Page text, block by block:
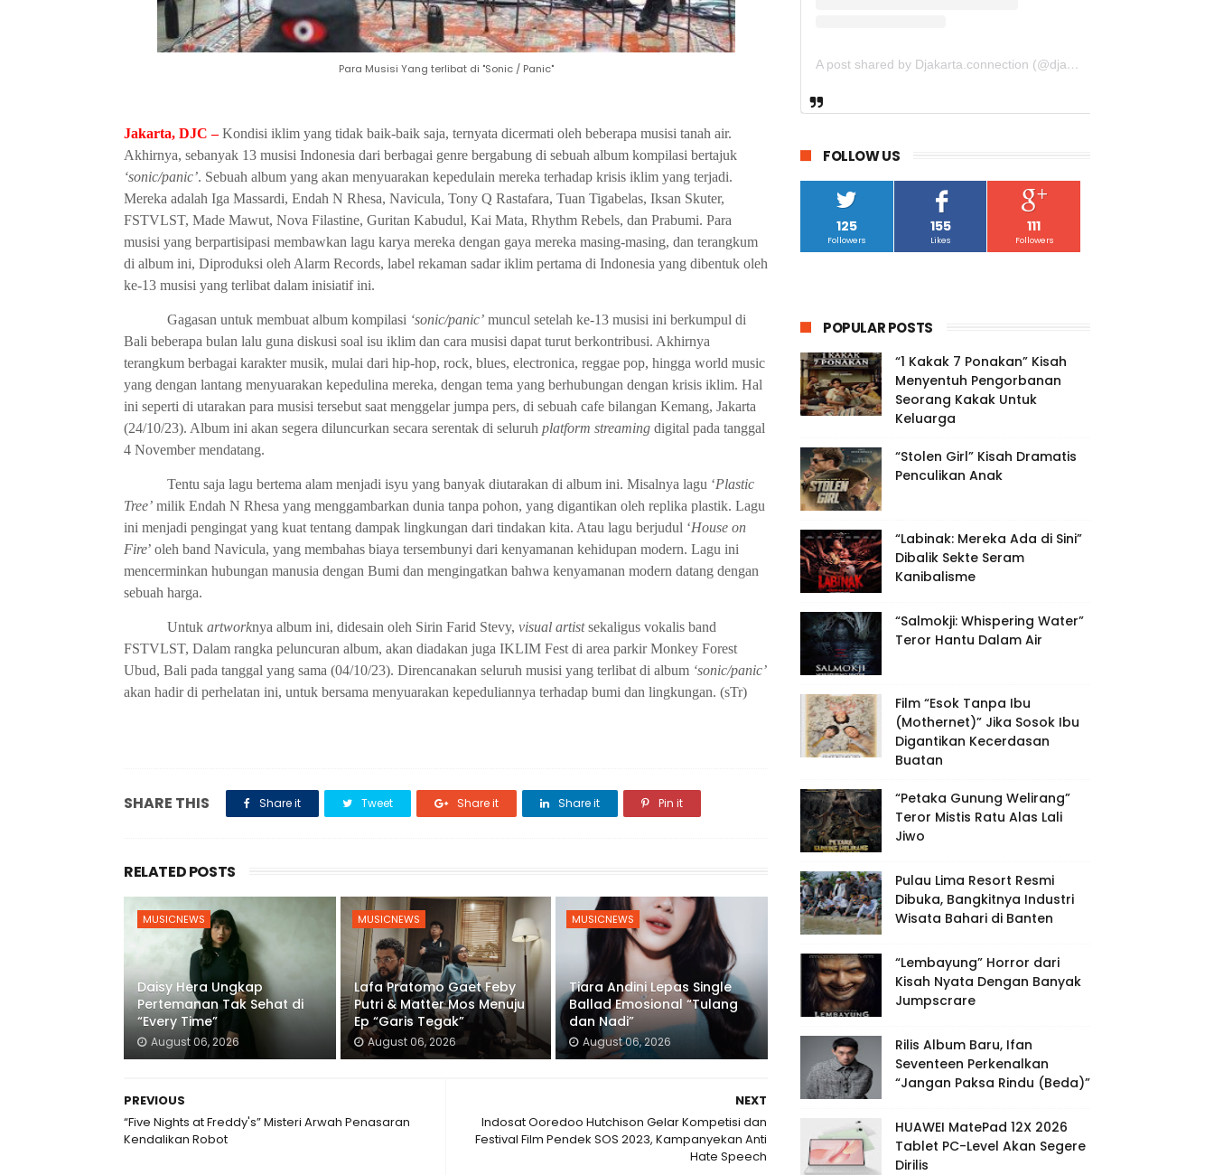
Para Musisi Yang terlibat di "Sonic / Panic"
Jakarta, DJC – Kondisi iklim yang tidak baik-baik saja, ternyata dicermati oleh beberapa musisi tanah air.
Akhirnya, sebanyak 13 musisi Indonesia dari berbagai genre bergabung di sebuah album kompilasi bertajuk
‘sonic/panic’. Sebuah album yang akan menyuarakan kepedulain mereka terhadap krisis iklim yang terjadi.
Mereka adalah Iga Massardi, Endah N Rhesa, Navicula, Tony Q Rastafara, Tuan Tigabelas, Iksan Skuter,
FSTVLST, Made Mawut, Nova Filastine, Guritan Kabudul, Kai Mata, Rhythm Rebels, dan Prabumi. Para
musisi yang berpartisipasi membawkan lagu karya mereka dengan gaya mereka masing-masing, dan terangkum
di album ini, Diproduksi oleh Alarm Records, label rekaman sadar iklim pertama di Indonesia yang dibentuk oleh
ke-13 musisi yang terlibat dalam inisiatif ini.
Gagasan untuk membuat album kompilasi ‘sonic/panic’ muncul setelah ke-13 musisi ini berkumpul di
Bali beberapa bulan lalu guna diskusi soal isu iklim dan cara musisi dapat turut berkontribusi. Akhirnya
terangkum berbagai karakter musik, mulai dari hip-hop, rock, blues, electronica, reggae pop, hingga world music
yang dengan lantang menyuarakan kepedulina mereka, dengan tema yang berhubungan dengan krisis iklim. Hal
ini seperti di utarakan para musisi tersebut saat menggelar jumpa pers, di sebuah cafe bilangan Kemang, Jakarta
(24/10/23). Album ini akan segera diluncurkan secara serentak di seluruh platform streaming digital pada tanggal
4 November mendatang.
Tentu saja lagu bertema alam menjadi isyu yang banyak diutarakan di album ini. Misalnya lagu ‘Plastic
Tree’ milik Endah N Rhesa yang menggambarkan dunia tanpa pohon, yang digantikan oleh replika plastik. Lagu
ini menjadi pengingat yang kuat tentang dampak lingkungan dari tindakan kita. Atau lagu berjudul ‘House on
Fire’ oleh band Navicula, yang membahas biaya tersembunyi dari kenyamanan kehidupan modern. Lagu ini
mencerminkan hubungan manusia dengan Bumi dan mengingatkan bahwa kenyamanan modern datang dengan
sebuah harga.
Untuk artworknya album ini, didesain oleh Sirin Farid Stevy, visual artistsekaligus vokalis band
FSTVLST, Dalam rangka peluncuran album, akan diadakan juga IKLIM Fest di area parkir Monkey Forest
Ubud, Bali pada tanggal yang sama (04/10/23). Direncanakan seluruh musisi yang terlibat di album ‘sonic/panic’
akan hadir di perhelatan ini, untuk bersama menyuarakan kepeduliannya terhadap bumi dan lingkungan. (sTr)
SHARE THIS Share it Tweet Share it Share it Pin it
RELATED POSTS
MUSICNEWS
Daisy Hera Ungkap
Pertemanan Tak Sehat di
“Every Time”
August 06, 2026
MUSICNEWS
Lafa Pratomo Gaet Feby
Putri & Matter Mos Menuju
Ep “Garis Tegak”
August 06, 2026
MUSICNEWS
Tiara Andini Lepas Single
Ballad Emosional “Tulang
dan Nadi”
August 06, 2026
NEXT
Indosat Ooredoo Hutchison Gelar Kompetisi dan
Festival Film Pendek SOS 2023, Kampanyekan Anti
Hate Speech
PREVIOUS
“Five Nights at Freddy's” Misteri Arwah Penasaran
Kendalikan Robot
A post shared by Djakarta.connection (@djakarta.connection)
FOLLOW US
125
Followers
155
Likes
111
Followers
POPULAR POSTS
“1 Kakak 7 Ponakan” Kisah
Menyentuh Pengorbanan
Seorang Kakak Untuk
Keluarga
“Stolen Girl” Kisah Dramatis
Penculikan Anak
“Labinak: Mereka Ada di Sini”
Dibalik Sekte Seram
Kanibalisme
“Salmokji: Whispering Water”
Teror Hantu Dalam Air
Film “Esok Tanpa Ibu
(Mothernet)” Jika Sosok Ibu
Digantikan Kecerdasan
Buatan
“Petaka Gunung Welirang”
Teror Mistis Ratu Alas Lali
Jiwo
Pulau Lima Resort Resmi
Dibuka, Bangkitnya Industri
Wisata Bahari di Banten
“Lembayung” Horror dari
Kisah Nyata Dengan Banyak
Jumpscrare
Rilis Album Baru, Ifan
Seventeen Perkenalkan
“Jangan Paksa Rindu (Beda)”
HUAWEI MatePad 12X 2026
Tablet PC-Level Akan Segere
Dirilis